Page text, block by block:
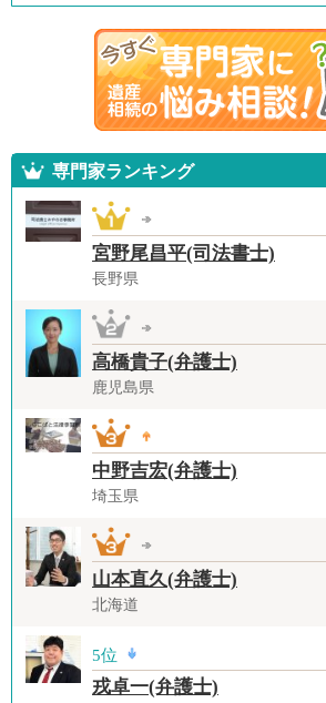
専門家ランキング
宮野尾昌平(司法書士)
長野県
高橋貴子(弁護士)
鹿児島県
中野吉宏(弁護士)
埼玉県
山本直久(弁護士)
北海道
5位
戎卓一(弁護士)